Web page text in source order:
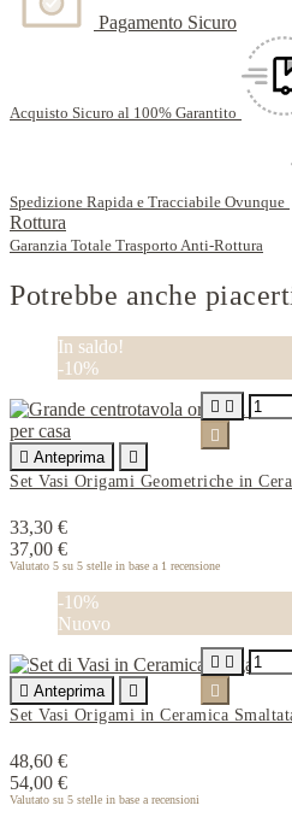
Pagamento Sicuro
Acquisto Sicuro al 100% Garantito
Spedizione Rapida e Tracciabile Ovunque
Rottura
Garanzia Totale Trasporto Anti-Rottura
Potrebbe anche
In saldo!
-10%
 Anteprima

Set Vasi Origami Geometriche in
33,30 €
37,00 €
Valutato 5 su 5 stelle in base a 1 recensione
 

-10%
Nuovo
 Anteprima

Set Vasi Origami in Ceramica
48,60 €
54,00 €
Valutato su 5 stelle in base a recensioni
 
